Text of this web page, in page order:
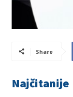
Share
Najčitanije